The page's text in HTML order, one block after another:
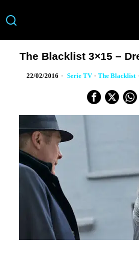
The Blacklist 3×15 –
22/02/2016 Serie TV · The Blacklist